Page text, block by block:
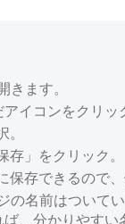
ます。
イコンをクリッ
」をクリック。
存できるので、
名前はついてい
、分かりやすい